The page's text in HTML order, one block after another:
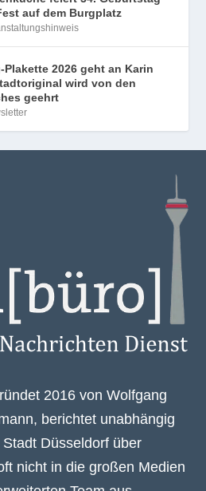
auf dem Burgplatz
2026 geht an Karin
wird von den
geehrt
2016 von Wolfgang
berichtet unabhängig
Düsseldorf über
nicht in die großen Medien